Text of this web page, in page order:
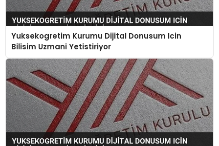
Yuksekogretim Kurumu Dijital Donusum Icin
Bilisim Uzmani Yetistiriyor